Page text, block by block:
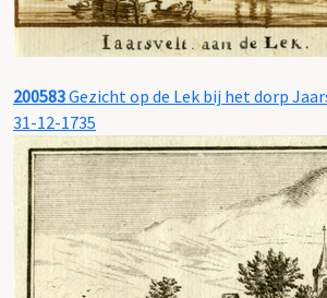
200583Gezicht op de Lek bij het dorp
31-12-1735